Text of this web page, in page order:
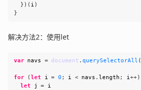
} ) ( i )
}
解决方法2：使用let
var navs = document .querySelectorAll (
for (let i = 0 ; i < navs .length ; i++)
let
j = i